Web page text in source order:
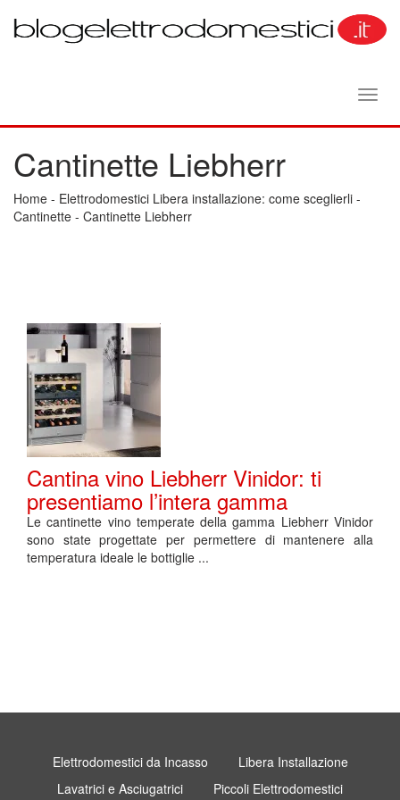
Cantinette Liebherr
Home - Elettrodomestici Libera installazione: come sceglierli -
Cantinette - Cantinette Liebherr
Cantina vino Liebherr Vinidor: ti
presentiamo l’intera gamma
Le cantinette vino temperate della gamma Liebherr Vinidor
sono state progettate per permettere di mantenere alla
temperatura ideale le bottiglie ...
Elettrodomestici da Incasso
Libera Installazione
Lavatrici e Asciugatrici
Piccoli Elettrodomestici